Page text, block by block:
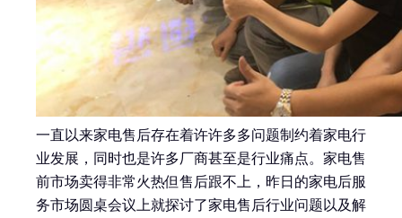
一直以来家电售后存在着许许多多问题制约着家电行
业发展，同时也是许多厂商甚至是行业痛点。家电售
前市场卖得非常火热但售后跟不上，昨日的家电后服
务市场圆桌会议上就探讨了家电售后行业问题以及解